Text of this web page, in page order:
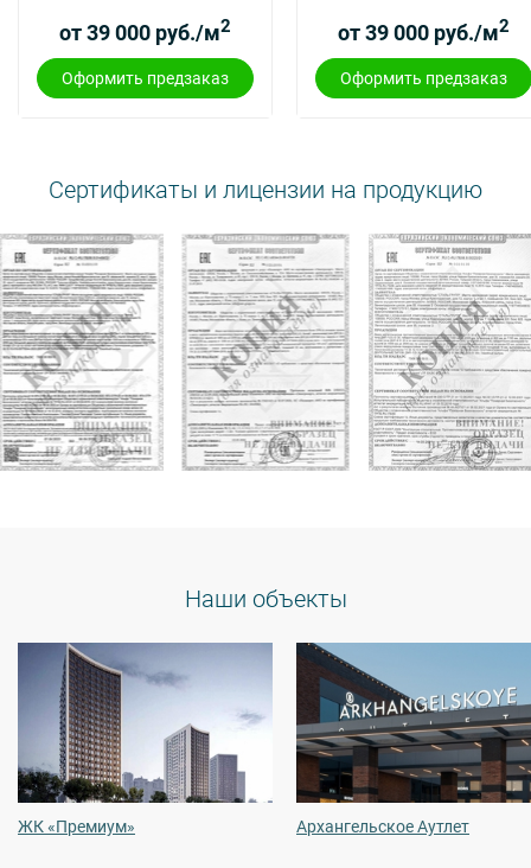
от 39 000 руб./м2
Оформить предзаказ
от 39 000 руб./м2
Оформить предзаказ
Сертификаты и лицензии на продукцию
Наши объекты
ЖК «Премиум» Архангельское Аутлет